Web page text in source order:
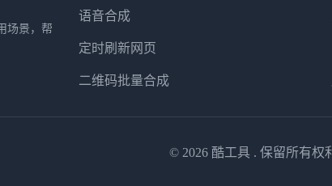
场景，帮
语音合成
定时刷新网页
二维码批量合成
© 2026 酷工具. 保留所有权